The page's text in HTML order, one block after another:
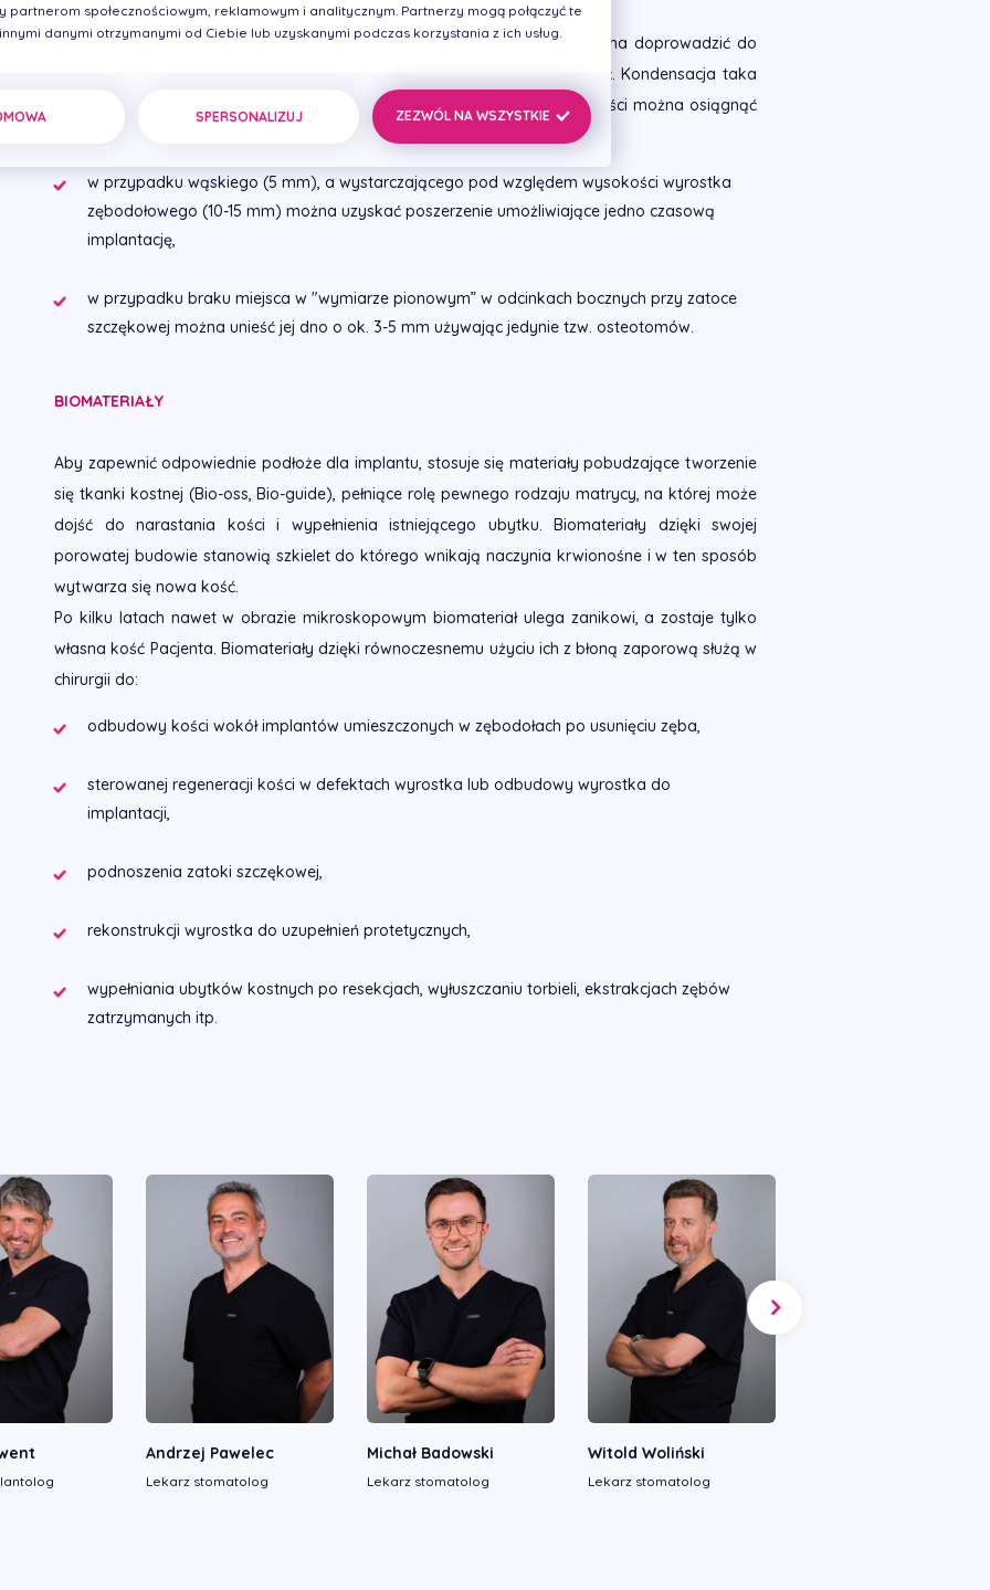
rozszerzyć wyrostek kostny w miejscu przyszłego implantu.
Polega ona na tym, że operując zestawem specjalnych osteotomów można doprowadzić do
opracowania łoża pod implant, jednocześnie kondensując miejscowo kość. Kondensacja taka
zwiększa pierwotną stabilizację implantu. Stosując technikę rozprężania kości można osiągnąć
w przypadku wąskiego (5 mm), a wystarczającego pod względem wysokości wyrostka
zębodołowego (10-15 mm) można uzyskać poszerzenie umożliwiające jedno czasową
implantację,
w przypadku braku miejsca w "wymiarze pionowym” w odcinkach bocznych przy zatoce
szczękowej można unieść jej dno o ok. 3-5 mm używając jedynie tzw. osteotomów.
BIOMATERIAŁY
Aby zapewnić odpowiednie podłoże dla implantu, stosuje się materiały pobudzające tworzenie
się tkanki kostnej (Bio-oss, Bio-guide), pełniące rolę pewnego rodzaju matrycy, na której może
dojść do narastania kości i wypełnienia istniejącego ubytku. Biomateriały dzięki swojej
porowatej budowie stanowią szkielet do którego wnikają naczynia krwionośne i w ten sposób
wytwarza się nowa kość.
Po kilku latach nawet w obrazie mikroskopowym biomateriał ulega zanikowi, a zostaje tylko
własna kość Pacjenta. Biomateriały dzięki równoczesnemu użyciu ich z błoną zaporową służą w
chirurgii do:
odbudowy kości wokół implantów umieszczonych w zębodołach po usunięciu zęba,
sterowanej regeneracji kości w defektach wyrostka lub odbudowy wyrostka do
implantacji,
podnoszenia zatoki szczękowej,
rekonstrukcji wyrostka do uzupełnień protetycznych,
wypełniania ubytków kostnych po resekcjach, wyłuszczaniu torbieli, ekstrakcjach zębów
zatrzymanych itp.
Andrzej Pawelec
Lekarz stomatolog
Michał Badowski
Lekarz stomatolog
Witold Woliński
Lekarz stomatolog
partnerom społecznościowym, reklamowym i analitycznym. Partnerzy mogą połączyć te
danymi otrzymanymi od Ciebie lub uzyskanymi podczas korzystania z ich usług.
SPERSONALIZUJ ZEZWÓL NA WSZYSTKIE